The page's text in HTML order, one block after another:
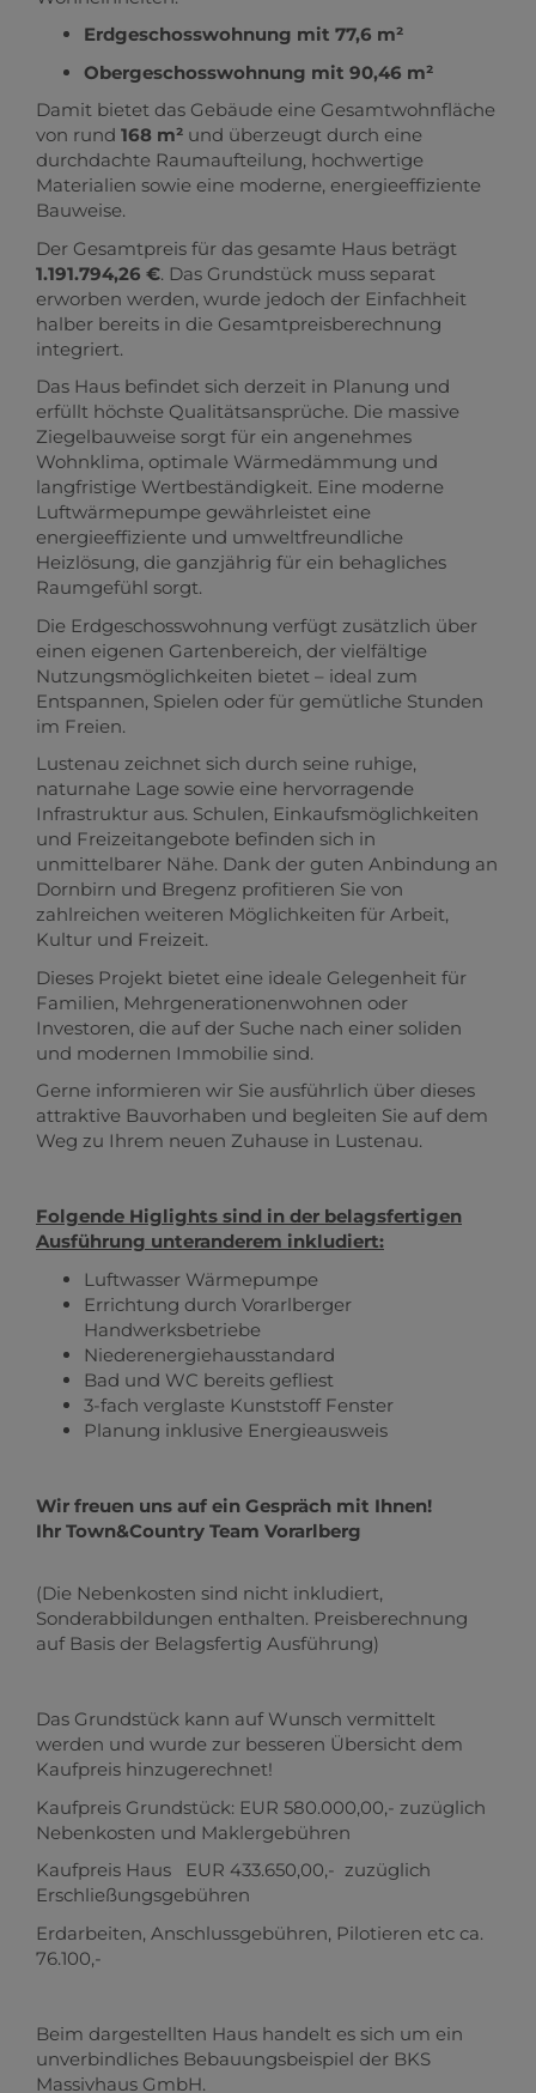
Erdgeschosswohnung mit 77,6 m²
Obergeschosswohnung mit 90,46 m²
Damit bietet das Gebäude eine Gesamtwohnfläche
von rund 168 m² und überzeugt durch eine
durchdachte Raumaufteilung, hochwertige
Materialien sowie eine moderne, energieeffiziente
Bauweise.
Der Gesamtpreis für das gesamte Haus beträgt
1.191.794,26 €. Das Grundstück muss separat
erworben werden, wurde jedoch der Einfachheit
halber bereits in die Gesamtpreisberechnung
integriert.
Das Haus befindet sich derzeit in Planung und
erfüllt höchste Qualitätsansprüche. Die massive
Ziegelbauweise sorgt für ein angenehmes
Wohnklima, optimale Wärmedämmung und
langfristige Wertbeständigkeit. Eine moderne
Luftwärmepumpe gewährleistet eine
energieeffiziente und umweltfreundliche
Heizlösung, die ganzjährig für ein behagliches
Raumgefühl sorgt.
Die Erdgeschosswohnung verfügt zusätzlich über
einen eigenen Gartenbereich, der vielfältige
Nutzungsmöglichkeiten bietet – ideal zum
Entspannen, Spielen oder für gemütliche Stunden
im Freien.
Lustenau zeichnet sich durch seine ruhige,
naturnahe Lage sowie eine hervorragende
Infrastruktur aus. Schulen, Einkaufsmöglichkeiten
und Freizeitangebote befinden sich in
unmittelbarer Nähe. Dank der guten Anbindung an
Dornbirn und Bregenz profitieren Sie von
zahlreichen weiteren Möglichkeiten für Arbeit,
Kultur und Freizeit.
Dieses Projekt bietet eine ideale Gelegenheit für
Familien, Mehrgenerationenwohnen oder
Investoren, die auf der Suche nach einer soliden
und modernen Immobilie sind.
Gerne informieren wir Sie ausführlich über dieses
attraktive Bauvorhaben und begleiten Sie auf dem
Weg zu Ihrem neuen Zuhause in Lustenau.
Folgende Higlights sind in der belagsfertigen
Ausführung unteranderem inkludiert:
Luftwasser Wärmepumpe
Errichtung durch Vorarlberger
Handwerksbetriebe
Niederenergiehausstandard
Bad und WC bereits gefliest
3-fach verglaste Kunststoff Fenster
Planung inklusive Energieausweis
Wir freuen uns auf ein Gespräch mit Ihnen!
Ihr Town&Country Team Vorarlberg
(Die Nebenkosten sind nicht inkludiert,
Sonderabbildungen enthalten. Preisberechnung
auf Basis der Belagsfertig Ausführung)
Das Grundstück kann auf Wunsch vermittelt
werden und wurde zur besseren Übersicht dem
Kaufpreis hinzugerechnet!
Kaufpreis Grundstück: EUR 580.000,00,- zuzüglich
Nebenkosten und Maklergebühren
Kaufpreis Haus EUR 433.650,00,- zuzüglich
Erschließungsgebühren
Erdarbeiten, Anschlussgebühren, Pilotieren etc ca.
76.100,-
Beim dargestellten Haus handelt es sich um ein
unverbindliches Bebauungsbeispiel der BKS
Massivhaus GmbH.